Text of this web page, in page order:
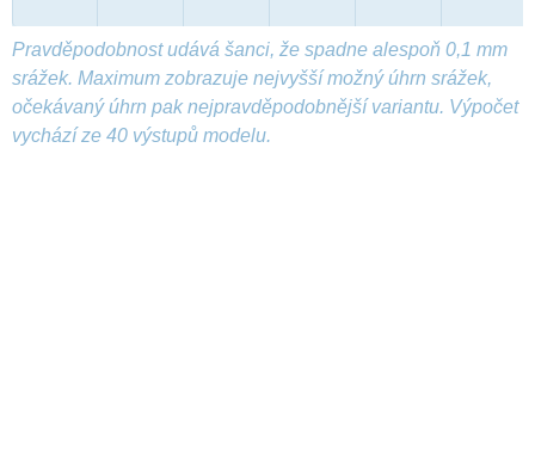
Pravděpodobnost udává šanci, že spadne alespoň 0,1 mm
srážek. Maximum zobrazuje nejvyšší možný úhrn srážek,
očekávaný úhrn pak nejpravděpodobnější variantu. Výpočet
vychází ze 40 výstupů modelu.